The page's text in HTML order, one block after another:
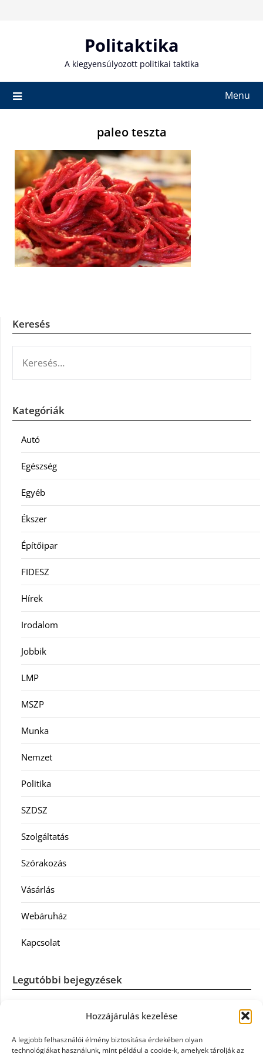
Hozzájárulás kezelése
A legjobb felhasználói élmény biztosítása érdekében olyan
technológiákat használunk, mint például a cookie-k, amelyek tárolják az
Politaktika
A kiegyensúlyozott politikai taktika
Menu
paleo teszta
Keresés
Kategóriák
Autó
Egészség
Egyéb
Ékszer
Építőipar
FIDESZ
Hírek
Irodalom
Jobbik
LMP
MSZP
Munka
Nemzet
Politika
SZDSZ
Szolgáltatás
Szórakozás
Vásárlás
Webáruház
Kapcsolat
Legutóbbi bejegyzések
Casco szélvédőcsere: mikor éri meg a biztosítást igénybe
Könyvelés: mikor érdemes könyvelőt váltani?